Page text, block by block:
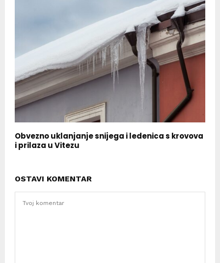
Obvezno uklanjanje snijega i ledenica s krovova
i prilaza u Vitezu
OSTAVI KOMENTAR